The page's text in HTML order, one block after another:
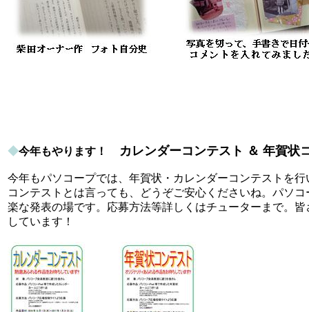
◆今年もやります！ カレンダーコンテスト ＆ 年賀状
今年もパソコープでは、年賀状・カレンダーコンテストを行
コンテストとは言っても、どうぞご安心くださいね。パソ
楽な発表の場です。応募方法等詳しくはチューターまで。
しています！